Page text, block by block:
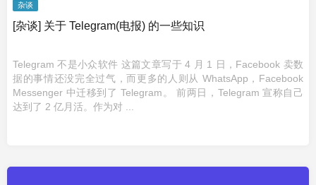
杂谈
[杂谈] 关于 Telegram(电报) 的一些知识
Telegram 不是小众软件 这篇文章写于 4 月 1 日，Facebook 卖数
据的事情还没完全过气，而更多的人则从 WhatsApp，Facebook
Messenger 中迁移到了 Telegram。 前两日，Telegram 宣称自己
达到了 2 亿月活。作为对 ...